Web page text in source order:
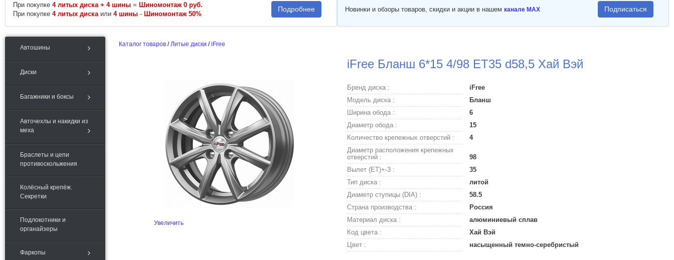
При покупке 4 литых диска + 4 шины = Шиномонтаж 0 руб.
При покупке 4 литых диска или 4 шины - Шиномонтаж 50%
Подробнее Новинки и обзоры товаров, скидки и акции в нашем канале MAX Подписаться
Автошины
Диски
Багажники и боксы
Авточехлы и накидки из
меха
Браслеты и цепи
противоскольжения
Колёсный крепёж.
Секретки
Подлокотники и
органайзеры
Фаркопы
Каталог товаров /Литые диски /iFree
iFree Бланш 6*15 4/98 ET35 d58,5 Хай Вэй
Увеличить
Бренд диска :
iFree
Модель диска :
Бланш
Ширина обода :
6
Диаметр обода :
15
Количество крепежных отверстий :
4
Диаметр расположения крепежных
отверстий :
98
Вылет (ET)+-3 :
35
Тип диска :
литой
Диаметр ступицы (DIA) :
58.5
Страна производства :
Россия
Материал диска :
алюминиевый сплав
Код цвета :
Хай Вэй
Цвет :
насыщенный темно-серебристый